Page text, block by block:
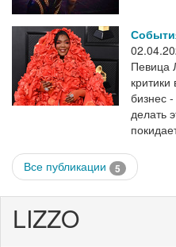
Певица
бизнес
делать
Все публикации 5
LIZZO